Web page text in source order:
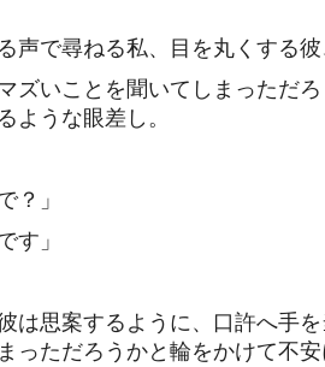
声で尋ねる私、目を丸くする
ズいことを聞いてしまっただ
ような眼差し。
？」
す」
は思案するように、口許へ手
っただろうかと輪をかけて不